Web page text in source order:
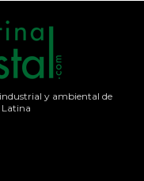
y ambiental de